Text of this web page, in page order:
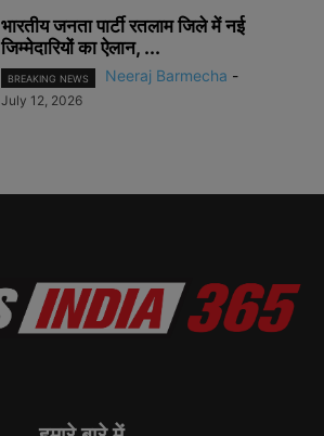
भारतीय जनता पार्टी रतलाम जिले में नई
जिम्मेदारियों का ऐलान, ...
BREAKING NEWS Neeraj Barmecha -
July 12, 2026